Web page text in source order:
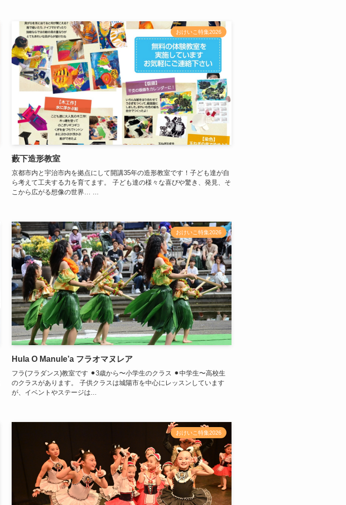
おけいこ特集2026
藪下造形教室
京都市内と宇治市内を拠点にして開講35年の造形教室です！子ども達が自
ら考えて工夫する力を育てます。 子ども達の様々な喜びや驚き、発見、そ
こから広がる想像の世界… ...
おけいこ特集2026
Hula O Manule’a フラオマヌレア
フラ(フラダンス)教室です ⚫︎3歳から〜小学生のクラス ⚫︎中学生〜高校生
のクラスがあります。 子供クラスは城陽市を中心にレッスンしています
が、イベントやステージは...
おけいこ特集2026